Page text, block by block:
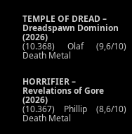
TEMPLE OF DREAD –
Dreadspawn Dominion
(2026)
(10.368) Olaf (9,6/10)
Death Metal
HORRIFIER –
Revelations of Gore
(2026)
(10.367) Phillip (8,6/10)
Death Metal